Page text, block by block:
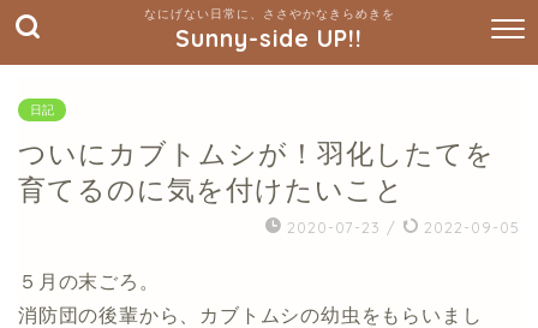
Sunny-side UP!!
日記
ついにカブトムシが！羽化したてを
育てるのに気を付けたいこと
2020-07-23 / 2022-09-05
５月の末ごろ。
消防団の後輩から、カブトムシの幼虫をもらいまし